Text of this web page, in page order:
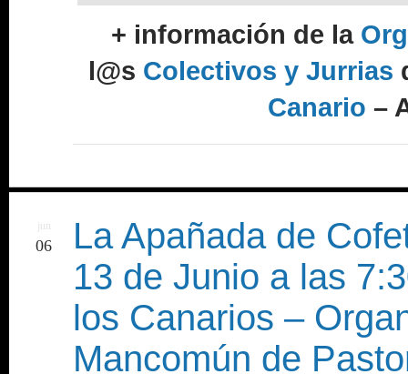
+ información de la
l@s Colectivos y Jurrias
Canario –
jun
06
La Apañada de
13 de Junio a las
los Canarios –
Mancomún de